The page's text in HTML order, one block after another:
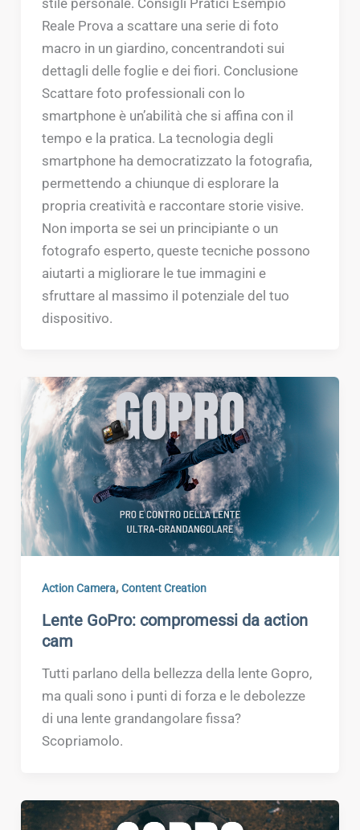
Reale Prova a scattare una serie di foto
macro in un giardino, concentrandoti sui
dettagli delle foglie e dei fiori. Conclusione
Scattare foto professionali con lo
smartphone è un’abilità che si affina con il
tempo e la pratica. La tecnologia degli
smartphone ha democratizzato la fotografia,
permettendo a chiunque di esplorare la
propria creatività e raccontare storie visive.
Non importa se sei un principiante o un
fotografo esperto, queste tecniche possono
aiutarti a migliorare le tue immagini e
sfruttare al massimo il potenziale del tuo
dispositivo.
Action Camera,Content Creation
Lente GoPro: compromessi da action
cam
Tutti parlano della bellezza della lente Gopro,
ma quali sono i punti di forza e le debolezze
di una lente grandangolare fissa?
Scopriamolo.